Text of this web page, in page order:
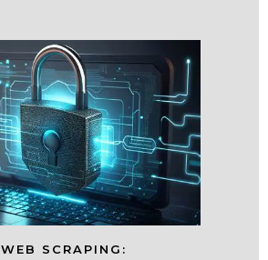
WEB SCRAPING: